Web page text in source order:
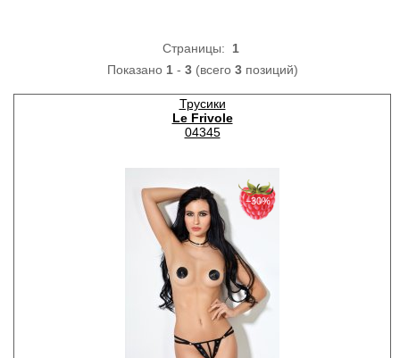
Страницы: 1
Показано 1- 3(всего 3позиций)
Трусики
Le Frivole
04345
−30%